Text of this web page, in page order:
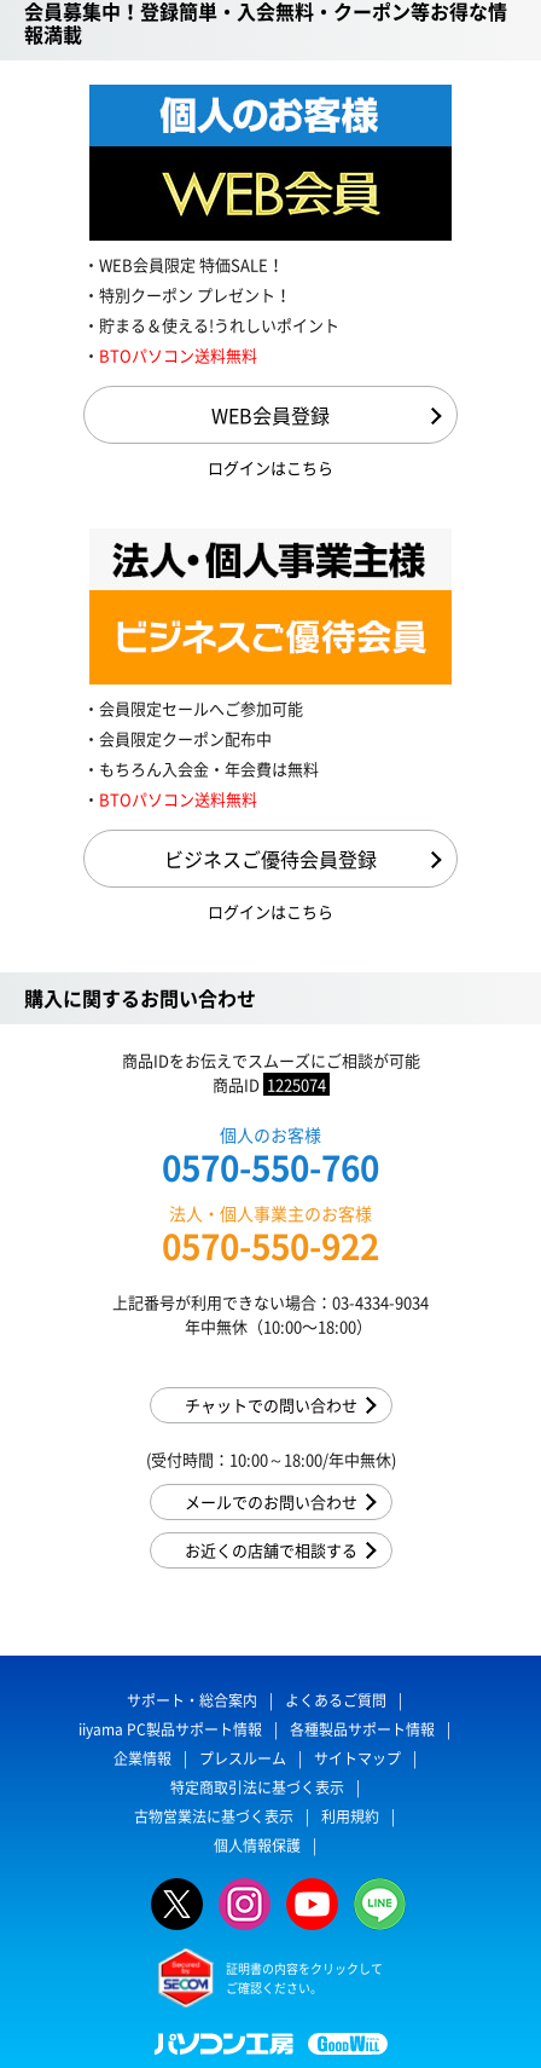
会員募集中！登録簡単・入会無料・クーポン等お得な情
報満載
WEB会員限定 特価SALE！
特別クーポン プレゼント！
貯まる＆使える!うれしいポイント
BTOパソコン送料無料
WEB会員登録
ログインはこちら
会員限定セールへご参加可能
会員限定クーポン配布中
もちろん入会金・年会費は無料
BTOパソコン送料無料
ビジネスご優待会員登録
ログインはこちら
購入に関するお問い合わせ
商品IDをお伝えでスムーズにご相談が可能
商品ID 1225074
個人のお客様
0570-550-760
法人・個人事業主のお客様
0570-550-922
上記番号が利用できない場合：03-4334-9034
年中無休（10:00〜18:00）
チャットでの問い合わせ
(受付時間：10:00～18:00/年中無休)
メールでのお問い合わせ
お近くの店舗で相談する
サポート・総合案内
よくあるご質問
iiyama PC製品サポート情報
各種製品サポート情報
企業情報
プレスルーム
サイトマップ
特定商取引法に基づく表示
古物営業法に基づく表示
利用規約
個人情報保護
証明書の内容をクリックして
ご確認ください。